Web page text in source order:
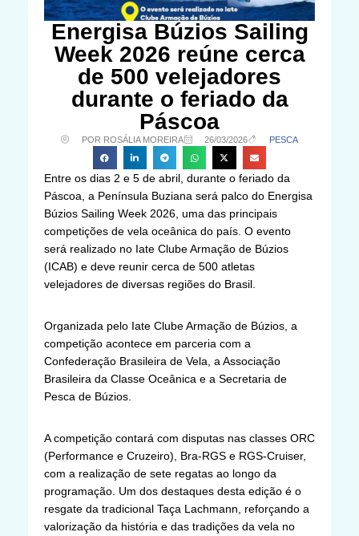
Energisa Búzios Sailing
Week 2026 reúne cerca
de 500 velejadores
durante o feriado da
Páscoa
POR ROSÁLIA MOREIRA 26/03/2026 PESCA
Entre os dias 2 e 5 de abril, durante o feriado da
Páscoa, a Península Buziana será palco do Energisa
Búzios Sailing Week 2026, uma das principais
competições de vela oceânica do país. O evento
será realizado no Iate Clube Armação de Búzios
(ICAB) e deve reunir cerca de 500 atletas
velejadores de diversas regiões do Brasil.
Organizada pelo Iate Clube Armação de Búzios, a
competição acontece em parceria com a
Confederação Brasileira de Vela, a Associação
Brasileira da Classe Oceânica e a Secretaria de
Pesca de Búzios.
A competição contará com disputas nas classes ORC
(Performance e Cruzeiro), Bra-RGS e RGS-Cruiser,
com a realização de sete regatas ao longo da
programação. Um dos destaques desta edição é o
resgate da tradicional Taça Lachmann, reforçando a
valorização da história e das tradições da vela no